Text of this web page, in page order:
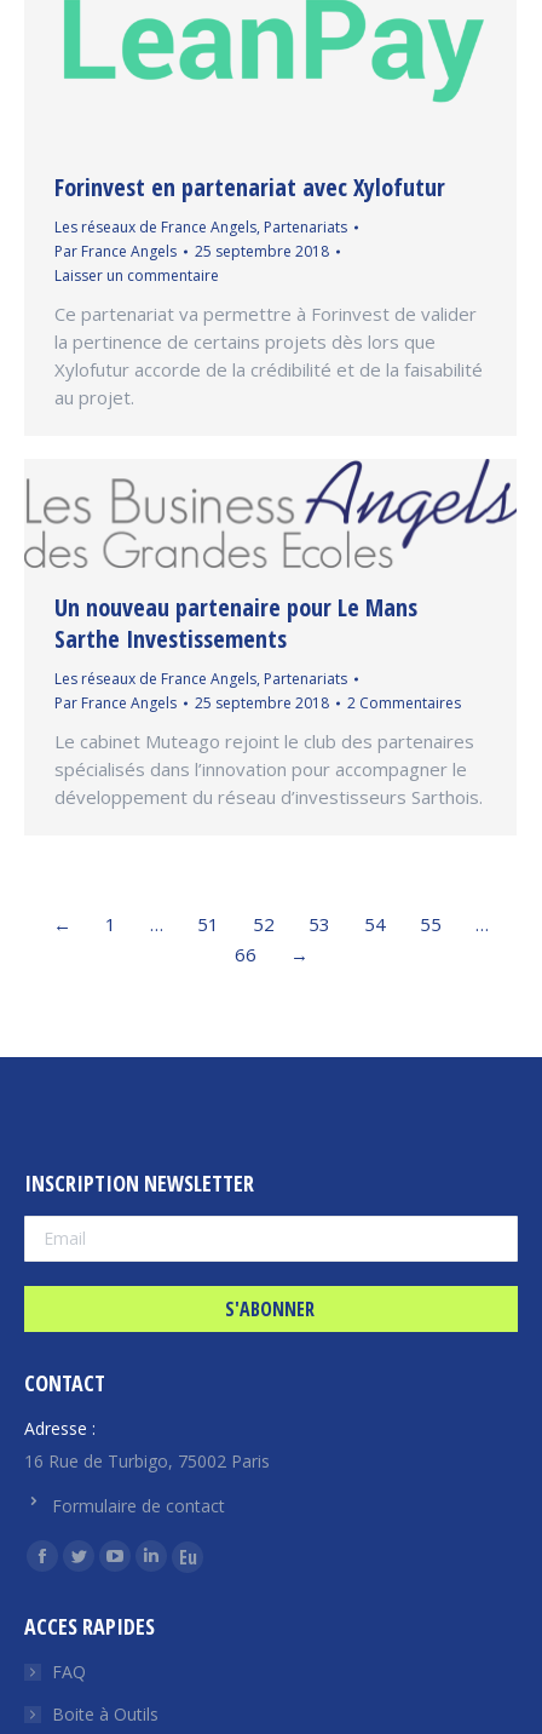
Forinvest en partenariat avec Xylofutur
Les réseaux de France Angels, Partenariats
Par France Angels
25 septembre 2018
Laisser un commentaire
Ce partenariat va permettre à Forinvest de valider
la pertinence de certains projets dès lors que
Xylofutur accorde de la crédibilité et de la faisabilité
au projet.
Un nouveau partenaire pour Le Mans
Sarthe Investissements
Les réseaux de France Angels, Partenariats
Par France Angels 25 septembre 2018 2 Commentaires
Le cabinet Muteago rejoint le club des partenaires
spécialisés dans l’innovation pour accompagner le
développement du réseau d’investisseurs Sarthois.
← 1 … 51 52 53 54 55
…
66
→
INSCRIPTION NEWSLETTER
CONTACT
Adresse :
16 Rue de Turbigo, 75002 Paris
Formulaire de contact
Trouvez nous sur :
La
Facebook
s'ouvre
une
La
Twitter
s'ouvre
une
La
YouTube
une
La
LinkedIn
une
La
ACCES RAPIDES
FAQ
Boite à Outils